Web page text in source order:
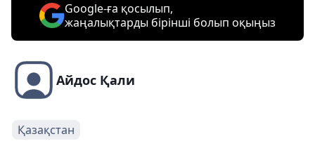
Google-ға қосылып,
жаңалықтарды бірінші болып оқыңыз
Айдос Қали
Қазақстан